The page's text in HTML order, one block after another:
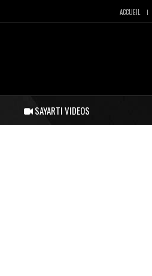
ACCUEIL
SAYARTI VIDEOS